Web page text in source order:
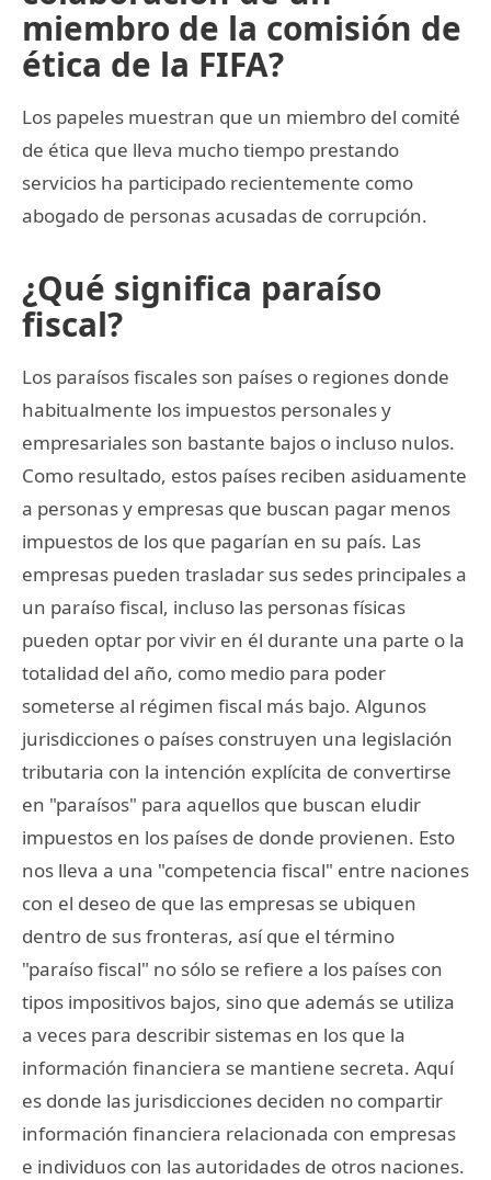
miembro de la comisión de
ética de la FIFA?
Los papeles muestran que un miembro del comité
de ética que lleva mucho tiempo prestando
servicios ha participado recientemente como
abogado de personas acusadas de corrupción.
¿Qué significa paraíso
fiscal?
Los paraísos fiscales son países o regiones donde
habitualmente los impuestos personales y
empresariales son bastante bajos o incluso nulos.
Como resultado, estos países reciben asiduamente
a personas y empresas que buscan pagar menos
impuestos de los que pagarían en su país. Las
empresas pueden trasladar sus sedes principales a
un paraíso fiscal, incluso las personas físicas
pueden optar por vivir en él durante una parte o la
totalidad del año, como medio para poder
someterse al régimen fiscal más bajo. Algunos
jurisdicciones o países construyen una legislación
tributaria con la intención explícita de convertirse
en "paraísos" para aquellos que buscan eludir
impuestos en los países de donde provienen. Esto
nos lleva a una "competencia fiscal" entre naciones
con el deseo de que las empresas se ubiquen
dentro de sus fronteras, así que el término
"paraíso fiscal" no sólo se refiere a los países con
tipos impositivos bajos, sino que además se utiliza
a veces para describir sistemas en los que la
información financiera se mantiene secreta. Aquí
es donde las jurisdicciones deciden no compartir
información financiera relacionada con empresas
e individuos con las autoridades de otros naciones.